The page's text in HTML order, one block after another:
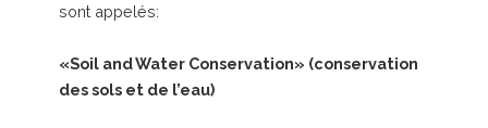
sont appelés:
«Soil and Water Conservation» (conservation
des sols et de l’eau)